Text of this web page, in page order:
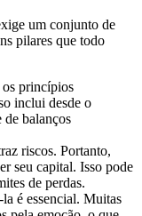
um conjunto de
pilares que todo
princípios
inclui desde o
de balanços
riscos. Portanto,
seu capital. Isso pode
de perdas.
é essencial. Muitas